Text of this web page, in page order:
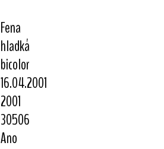
Fena
hladká
bicolor
16.04.2001
2001
30506
Ano